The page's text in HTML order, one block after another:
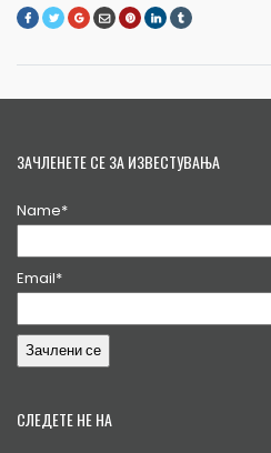
ЗАЧЛЕНЕТЕ СЕ ЗА ИЗВЕСТУВАЊА
Name*
Email*
СЛЕДЕТЕ НЕ НА